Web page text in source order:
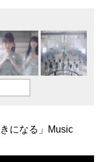
になる」Music